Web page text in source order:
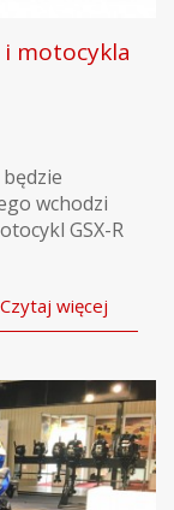
i motocykla
wchodzi
GSX-R
Czytaj więcej